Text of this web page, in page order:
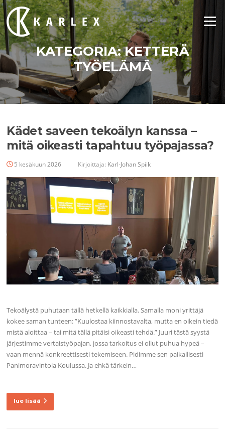
Siirry
suoraan
sisältöön
Valikko
KATEGORIA:KETTERÄ
TYÖELÄMÄ
Kädet saveen tekoälyn kanssa –
mitä oikeasti tapahtuu työpajassa?
5 kesäkuun 2026 Kirjoittaja: Karl-Johan Spiik
Tekoälystä puhutaan tällä hetkellä kaikkialla. Samalla moni yrittäjä
kokee saman tunteen: ”Kuulostaa kiinnostavalta, mutta en oikein tiedä
mistä aloittaa – tai mitä tällä pitäisi oikeasti tehdä.” Juuri tästä syystä
järjestimme vertaistyöpajan, jossa tarkoitus ei ollut puhua hypeä –
vaan mennä konkreettisesti tekemiseen. Pidimme sen paikallisesti
Panimoravintola Koulussa. Ja ehkä tärkein…
lue lisää